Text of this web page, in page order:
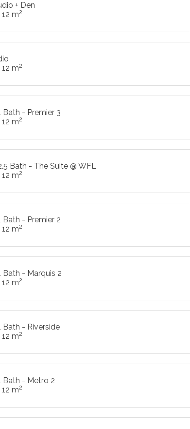
+ Den
12 m2
12 m2
Bath - Premier 3
12 m2
Bath - The Suite @ WFL
12 m2
Bath - Premier 2
12 m2
Bath - Marquis 2
12 m2
Bath - Riverside
12 m2
Bath - Metro 2
12 m2